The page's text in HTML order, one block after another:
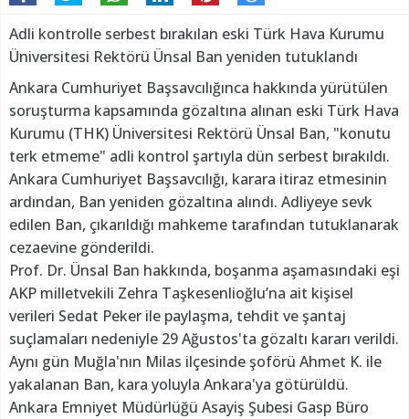
Adli kontrolle serbest bırakılan eski Türk Hava Kurumu
Üniversitesi Rektörü Ünsal Ban yeniden tutuklandı
Ankara Cumhuriyet Başsavcılığınca hakkında yürütülen
soruşturma kapsamında gözaltına alınan eski Türk Hava
Kurumu (THK) Üniversitesi Rektörü Ünsal Ban, "konutu
terk etmeme" adli kontrol şartıyla dün serbest bırakıldı.
Ankara Cumhuriyet Başsavcılığı, karara itiraz etmesinin
ardından, Ban yeniden gözaltına alındı. Adliyeye sevk
edilen Ban, çıkarıldığı mahkeme tarafından tutuklanarak
cezaevine gönderildi.
Prof. Dr. Ünsal Ban hakkında, boşanma aşamasındaki eşi
AKP milletvekili Zehra Taşkesenlioğlu’na ait kişisel
verileri Sedat Peker ile paylaşma, tehdit ve şantaj
suçlamaları nedeniyle 29 Ağustos'ta gözaltı kararı verildi.
Aynı gün Muğla'nın Milas ilçesinde şoförü Ahmet K. ile
yakalanan Ban, kara yoluyla Ankara'ya götürüldü.
Ankara Emniyet Müdürlüğü Asayiş Şubesi Gasp Büro